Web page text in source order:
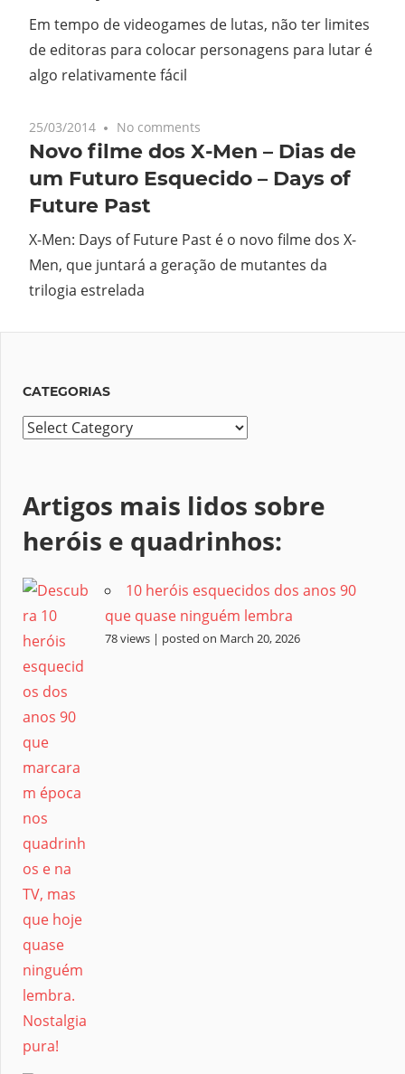
Em tempo de videogames de lutas, não ter limites
de editoras para colocar personagens para lutar é
algo relativamente fácil
25/03/2014 No comments
Novo filme dos X-Men – Dias de
um Futuro Esquecido – Days of
Future Past
X-Men: Days of Future Past é o novo filme dos X-
Men, que juntará a geração de mutantes da
trilogia estrelada
CATEGORIAS
Categorias
Artigos mais lidos sobre
heróis e quadrinhos:
10 heróis esquecidos dos anos 90
que quase ninguém lembra
78 views | posted on March 20, 2026